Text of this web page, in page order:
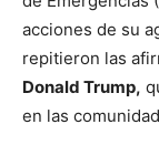
acciones de su
repitieron las
Donald Trump,
en las